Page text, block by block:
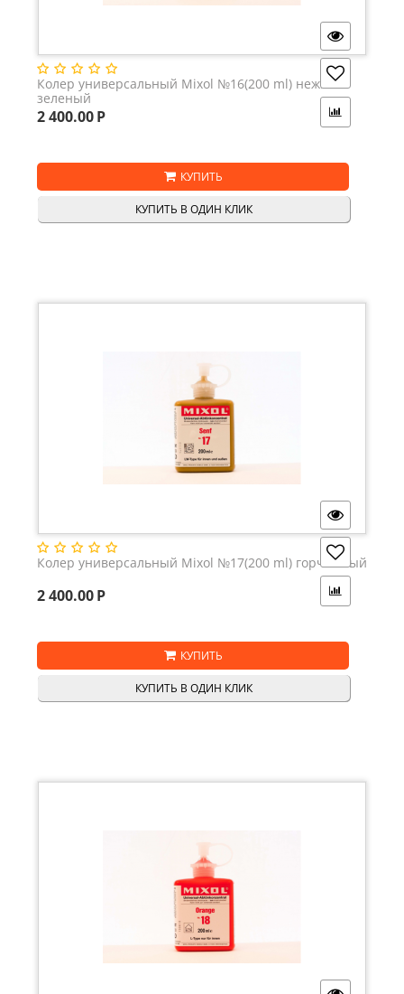
Колер универсальный Mixol №16(200 ml) нежно-
зеленый
2 400.00Р
КУПИТЬ
КУПИТЬ В ОДИН КЛИК
Колер универсальный Mixol №17(200 ml) горчичный
2 400.00Р
КУПИТЬ
КУПИТЬ В ОДИН КЛИК